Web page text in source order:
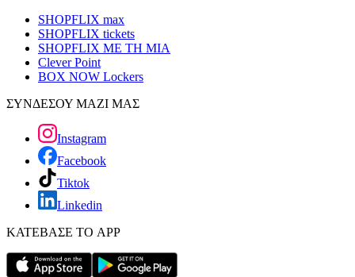
SHOPFLIX max
SHOPFLIX tickets
SHOPFLIX ΜΕ ΤΗ ΜΙΑ
Clever Point
BOX NOW Lockers
ΣΥΝΔΕΣΟΥ ΜΑΖΙ ΜΑΣ
Instagram
Facebook
Tiktok
Linkedin
ΚΑΤΕΒΑΣΕ ΤΟ APP